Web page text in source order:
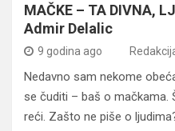
MAČKE – TA DIVNA,
Admir Delalic
9 godina ago
Nedavno sam nekome
se čuditi – baš o mačkama.
reći. Zašto ne piše o